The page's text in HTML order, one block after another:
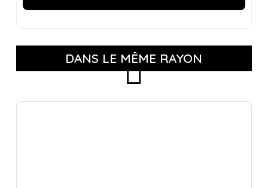
DANS LE MÊME RAYON